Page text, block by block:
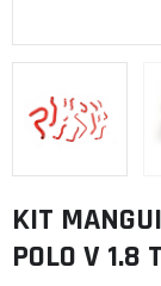
KIT
POLO V 1.8